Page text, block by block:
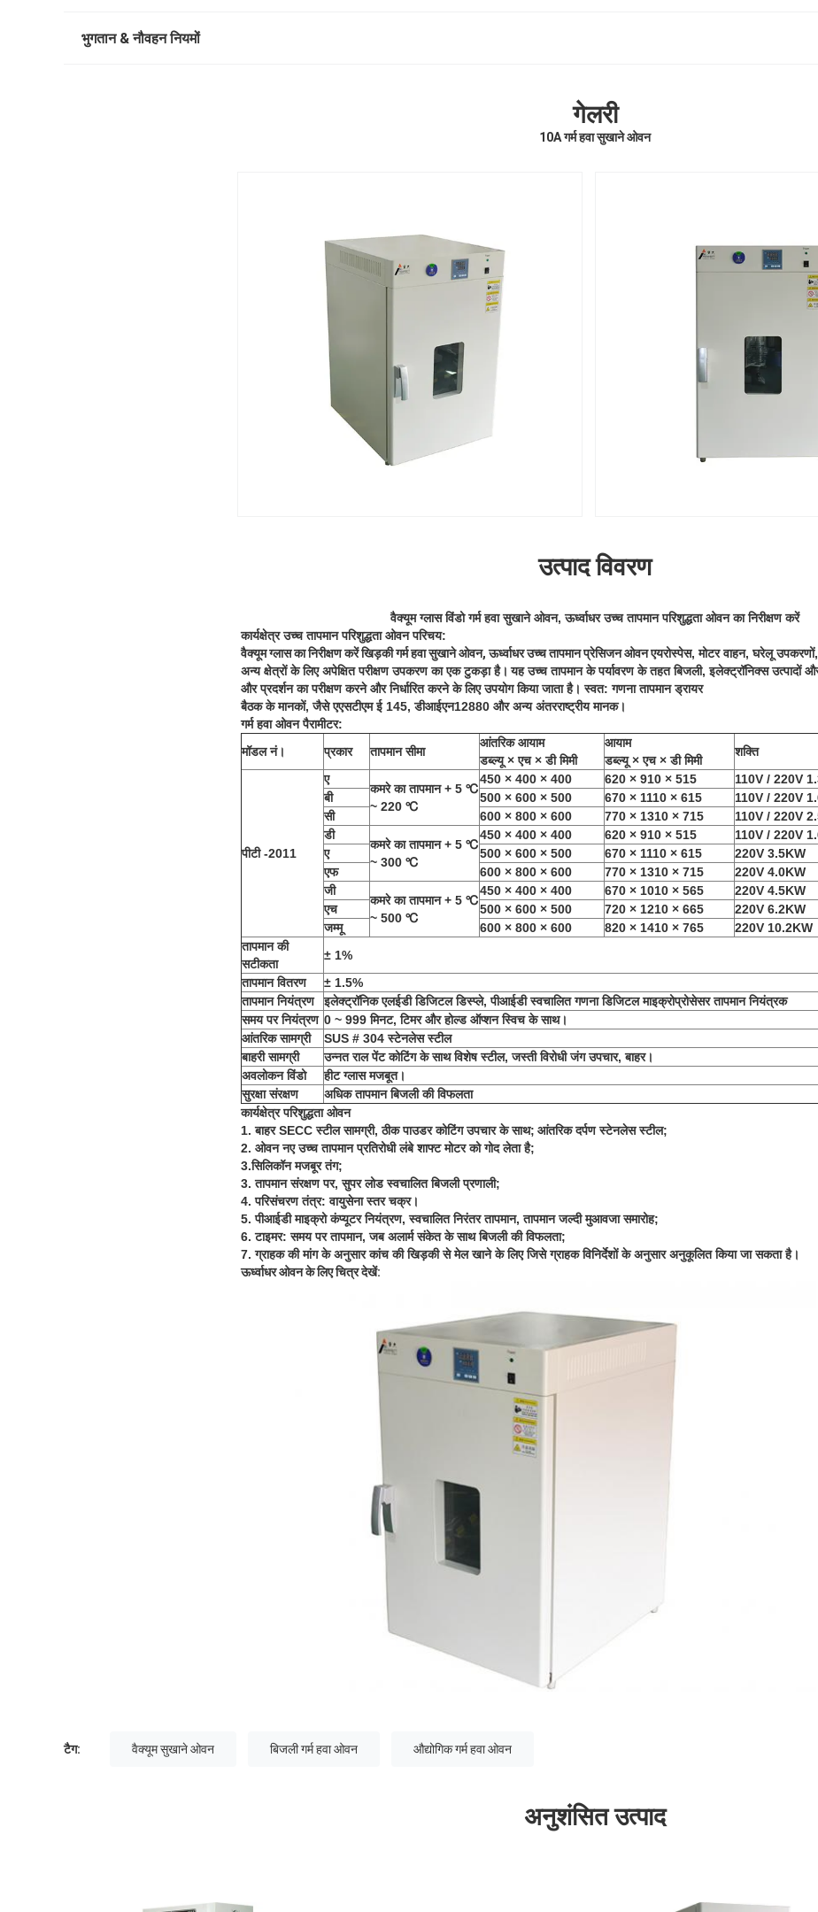
भुगतान & नौवहन नियमों
गेलरी
10A गर्म हवा सुखाने ओवन
उत्पाद विवरण
वैक्यूम ग्लास विंडो गर्म हवा सुखाने ओवन, ऊर्ध्वाधर उच्च तापमान परिशुद्धता ओवन का निरीक्षण करें
कार्यक्षेत्र उच्च तापमान परिशुद्धता ओवन परिचय:
वैक्यूम ग्लास का निरीक्षण करें खिड़की गर्म हवा सुखाने ओवन, ऊर्ध्वाधर उच्च तापमान प्रेसिजन ओवनएयरोस्पेस, मोटर वाहन, घरेलू
अन्य क्षेत्रों के लिए अपेक्षित परीक्षण उपकरण का एक टुकड़ा है। यह उच्च तापमान के पर्यावरण के तहत बिजली, इलेक्ट्रॉनिक्स उत्पादों और
और प्रदर्शन का परीक्षण करने और निर्धारित करने के लिए उपयोग किया जाता है। स्वत: गणना तापमान ड्रायर
बैठक के मानकों, जैसे एएसटीएम ई 145, डीआईएन12880 और अन्य अंतरराष्ट्रीय मानक।
गर्म हवा ओवन पैरामीटर:
मॉडल नं।
प्रकार तापमान सीमा
आंतरिक आयाम
डब्ल्यू × एच × डी मिमी
आयाम
डब्ल्यू × एच × डी मिमी
शक्ति
पीटी -2011
ए
कमरे का तापमान + 5 ℃
~ 220 ℃
450 × 400 × 400 620 × 910 × 515
110V / 220V
बी
500 × 600 × 500 670 × 1110 × 615
110V / 220V
सी
600 × 800 × 600 770 × 1310 × 715
110V / 220V
डी
कमरे का तापमान + 5 ℃
~ 300 ℃
450 × 400 × 400 620 × 910 × 515
110V / 220V
ए
500 × 600 × 500 670 × 1110 × 615
220V 3.5KW
एफ
600 × 800 × 600 770 × 1310 × 715
220V 4.0KW
जी
कमरे का तापमान + 5 ℃
~ 500 ℃
450 × 400 × 400 670 × 1010 × 565
220V 4.5KW
एच
500 × 600 × 500 720 × 1210 × 665
220V 6.2KW
जम्मू
600 × 800 × 600 820 × 1410 × 765
220V 10.2KW
तापमान की
सटीकता
± 1%
तापमान वितरण
± 1.5%
तापमान नियंत्रण
इलेक्ट्रॉनिक एलईडी डिजिटल डिस्प्ले, पीआईडी ​​स्वचालित गणना डिजिटल माइक्रोप्रोसेसर तापमान नियंत्रक
समय पर नियंत्रण 0 ~ 999 मिनट, टिमर और होल्ड ऑप्शन स्विच के साथ।
आंतरिक सामग्री
SUS # 304 स्टेनलेस स्टील
बाहरी सामग्री
उन्नत राल पेंट कोटिंग के साथ विशेष स्टील, जस्ती विरोधी जंग उपचार, बाहर।
अवलोकन विंडो
हीट ग्लास मजबूत।
सुरक्षा संरक्षण
अधिक तापमान बिजली की विफलता
कार्यक्षेत्र परिशुद्धता ओवन
1. बाहर SECC स्टील सामग्री, ठीक पाउडर कोटिंग उपचार के साथ; आंतरिक दर्पण स्टेनलेस स्टील;
2. ओवन नए उच्च तापमान प्रतिरोधी लंबे शाफ्ट मोटर को गोद लेता है;
3.सिलिकॉन मजबूर तंग;
3. तापमान संरक्षण पर, सुपर लोड स्वचालित बिजली प्रणाली;
4. परिसंचरण तंत्र: वायुसेना स्तर चक्र।
5. पीआईडी ​​माइक्रो कंप्यूटर नियंत्रण, स्वचालित निरंतर तापमान, तापमान जल्दी मुआवजा समारोह;
6. टाइमर: समय पर तापमान, जब अलार्म संकेत के साथ बिजली की विफलता;
7. ग्राहक की मांग के अनुसार कांच की खिड़की से मेल खाने के लिए जिसे ग्राहक विनिर्देशों के अनुसार अनुकूलित किया जा सकता है।
ऊर्ध्वाधर ओवन के लिए चित्र देखें:
टैग: वैक्यूम सुखाने ओवन बिजली गर्म हवा ओवन औद्योगिक गर्म हवा ओवन
अनुशंसित उत्पाद